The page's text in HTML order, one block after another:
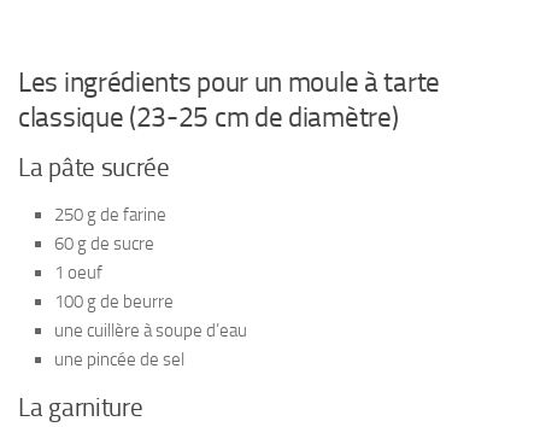
Les ingrédients pour un moule à tarte
classique (23-25 cm de diamètre)
La pâte sucrée
250 g de farine
60 g de sucre
1 oeuf
100 g de beurre
une cuillère à soupe d’eau
une pincée de sel
La garniture